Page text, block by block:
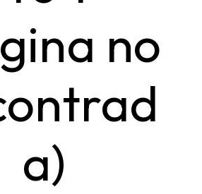
no
a)